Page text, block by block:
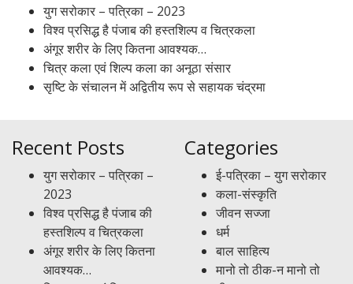
युग सरोकार – पत्रिका – 2023
विश्व प्रसिद्ध है पंजाब की हस्तशिल्प व चित्रकला
अंगूर शरीर के लिए कितना आवश्यक…
चित्र कला एवं शिल्प कला का अनूठा संसार
सृष्टि के संचालन में अद्वितीय रूप से सहायक चंद्रमा
Recent Posts
युग सरोकार – पत्रिका –
2023
विश्व प्रसिद्ध है पंजाब की
हस्तशिल्प व चित्रकला
अंगूर शरीर के लिए कितना
आवश्यक…
Categories
ई-पत्रिका – युग सरोकार
कला-संस्कृति
जीवन सज्जा
धर्म
बाल साहित्य
मानो तो ठीक-न मानो तो